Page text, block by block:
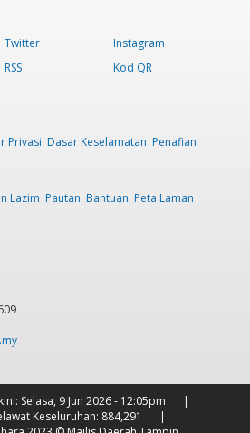
Twitter
Instagram
RSS Kod QR
Privasi Dasar Keselamatan Penafian
Lazim Pautan Bantuan Peta Laman
Selasa, 9 Jun 2026 - 12:05pm
Keseluruhan: 884,291